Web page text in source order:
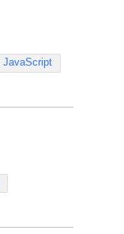
JavaScript